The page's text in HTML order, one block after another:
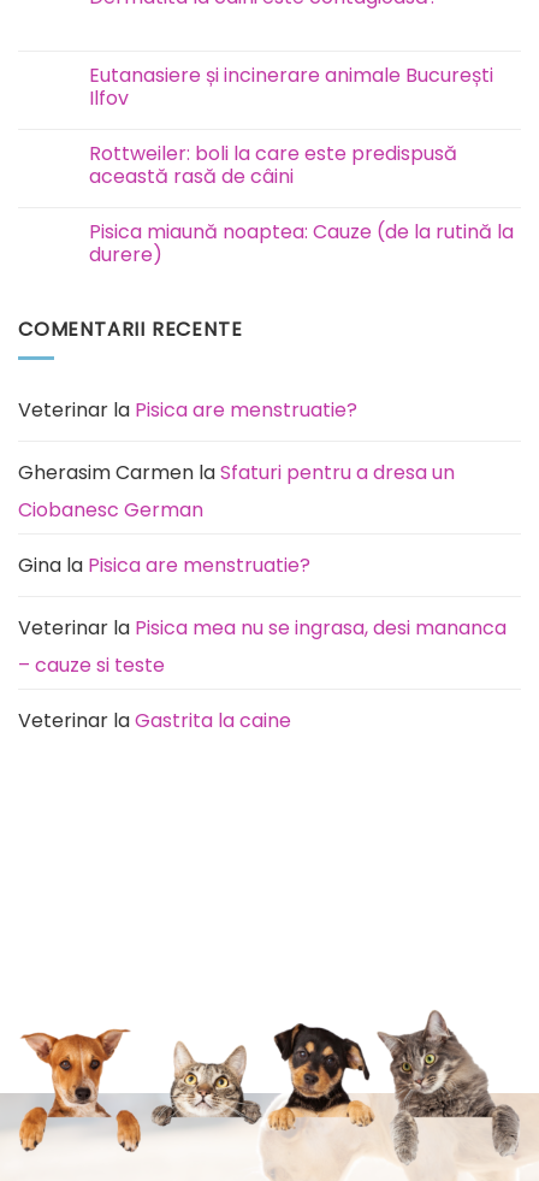
FAVN
pisici
Dermatita
la
câini
Eutanasiere și incinerare animale București
Ilfov
la
Eutanasiere
și
București
Ilfov
Rottweiler: boli la care este predispusă
această rasă de câini
la
Rottweiler:
boli
predispusă
Pisica miaună noaptea: Cauze (de la rutină la
durere)
Pisica
la
rutină
COMENTARII RECENTE
Veterinar la Pisica are menstruatie?
Gherasim Carmen laSfaturi pentru a dresa un
Ciobanesc German
Gina la Pisica are menstruatie?
Veterinar la Pisica mea nu se ingrasa, desi mananca
– cauze si teste
Veterinar laGastrita la caine